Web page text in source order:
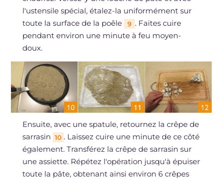
l'ustensile spécial, étalez-la uniformément sur
toute la surface de la poêle
9 . Faites cuire
pendant environ une minute à feu moyen-
doux.
Ensuite, avec une spatule, retournez la crêpe de
sarrasin 10 . Laissez cuire une minute de ce côté
également. Transférez la crêpe de sarrasin sur
une assiette. Répétez l'opération jusqu'à épuiser
toute la pâte, obtenant ainsi environ 6 crêpes